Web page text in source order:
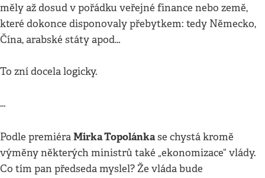
měly až dosud v pořádku veřejné finance nebo země,
které dokonce disponovaly přebytkem: tedy Německo,
Čína, arabské státy apod…
To zní docela logicky.
…
Podle premiéraMirka Topolánkase chystá kromě
výměny některých ministrů také „ekonomizace“ vlády.
Co tím pan předseda myslel? Že vláda bude